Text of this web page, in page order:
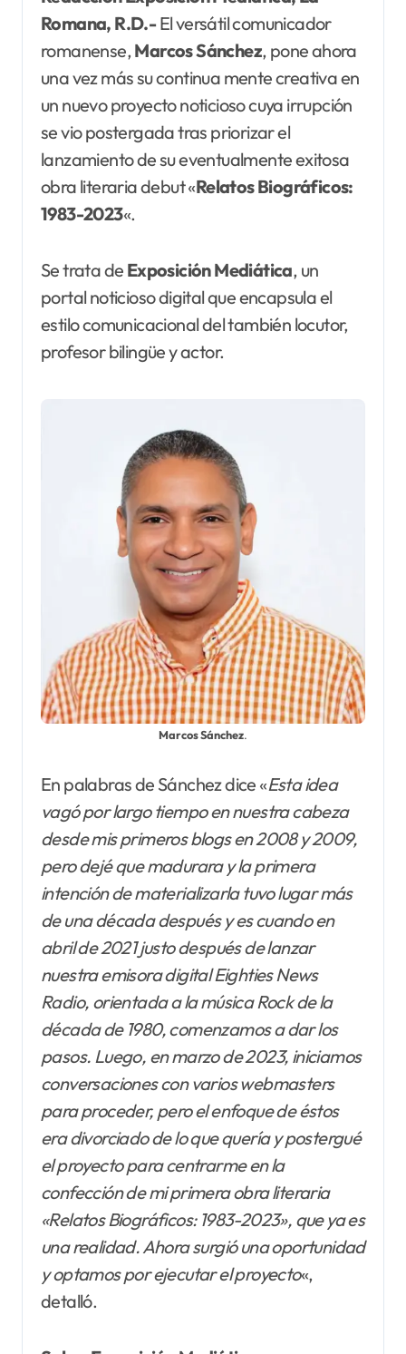
Romana, R.D.-El versátil comunicador
romanense, MarcosSánchez, pone ahora
una vez más su continua mente creativa en
un nuevo proyecto noticioso cuya irrupción
se vio postergada tras priorizar el
lanzamiento de su eventualmente exitosa
obra literaria debut «Relatos Biográficos:
1983-2023«.
Se trata de Exposición Mediática, un
portal noticioso digital que encapsula el
estilo comunicacional del también locutor,
profesor bilingüe y actor.
Marcos Sánchez.
En palabras de Sánchez dice «Esta idea
vagó por largo tiempo en nuestra cabeza
desde mis primeros blogs en 2008 y 2009,
pero dejé que madurara y la primera
intención de materializarla tuvo lugar más
de una década después y es cuando en
abril de 2021 justo después de lanzar
nuestra emisora digital Eighties News
Radio, orientada a la música Rock de la
década de 1980, comenzamos a dar los
pasos. Luego, en marzo de 2023, iniciamos
conversaciones con varios webmasters
para proceder, pero el enfoque de éstos
era divorciado de lo que quería y postergué
el proyecto para centrarme en la
confección de mi primera obra literaria
«Relatos Biográficos: 1983-2023», que ya es
una realidad. Ahora surgió una oportunidad
y optamos por ejecutar el proyecto«,
detalló.